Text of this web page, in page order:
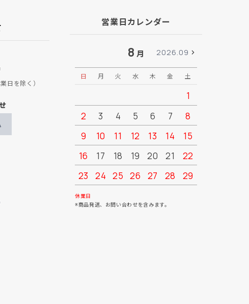
日を除く）
営業日カレンダー
8 月 2026.09
日 月 火 水 木 金 土
1
2
3 4 5 6 7
8
9
10 11 12 13 14
15
16
17 18 19 20 21
22
23
24 25 26 27 28
29
30
休業日
※商品発送、お問い合わせを含みます。